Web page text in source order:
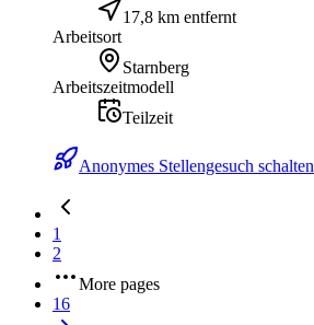
17,8 km entfernt
Arbeitsort
Starnberg
Arbeitszeitmodell
Teilzeit
Anonymes Stellengesuch schalten
1
2
More pages
16